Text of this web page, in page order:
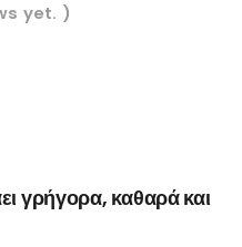
yet. )
γρήγορα, καθαρά και